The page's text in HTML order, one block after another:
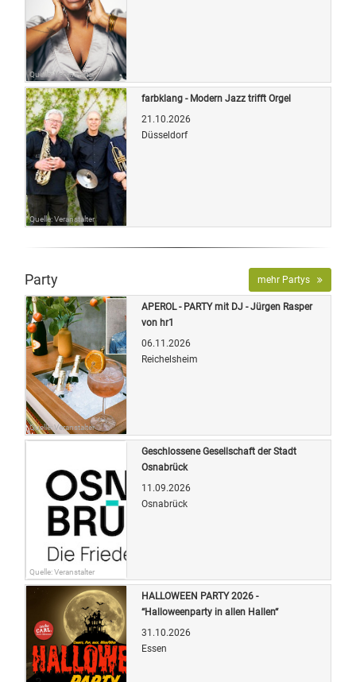
Quelle: Veranstalter
Quelle: Veranstalter
farbklang - Modern Jazz trifft Orgel
21.10.2026
Düsseldorf
Party mehr Partys
Quelle: Veranstalter
APEROL - PARTY mit DJ - Jürgen Rasper
von hr1
06.11.2026
Reichelsheim
Quelle: Veranstalter
Geschlossene Gesellschaft der Stadt
Osnabrück
11.09.2026
Osnabrück
HALLOWEEN PARTY 2026 -
“Halloweenparty in allen Hallen“
31.10.2026
Essen